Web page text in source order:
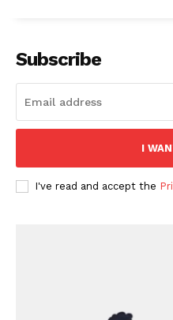
Subscribe
I
I've read and accept the